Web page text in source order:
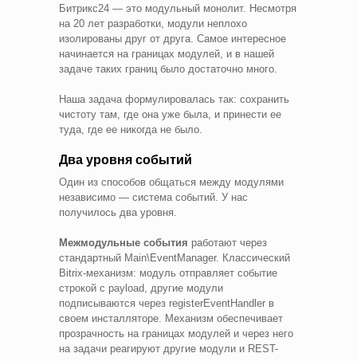
Битрикс24 — это модульный монолит. Несмотря
на 20 лет разработки, модули неплохо
изолированы друг от друга. Самое интересное
начинается на границах модулей, и в нашей
задаче таких границ было достаточно много.
Наша задача формулировалась так: сохранить
чистоту там, где она уже была, и принести ее
туда, где ее никогда не было.
Два уровня событий
Один из способов общаться между модулями
независимо — система событий. У нас
получилось два уровня.
Межмодульные события работают через
стандартный Main\EventManager. Классический
Bitrix-механизм: модуль отправляет событие
строкой с payload, другие модули
подписываются через registerEventHandler в
своем инсталляторе. Механизм обеспечивает
прозрачность на границах модулей и через него
на задачи реагируют другие модули и REST-